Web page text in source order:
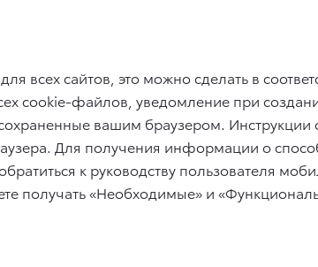
всех сайтов, это можно сделать в
cookie-файлов, уведомление при
вашим браузером. Инструкции
Для получения информации о
к руководству пользователя
получать «Необходимые» и